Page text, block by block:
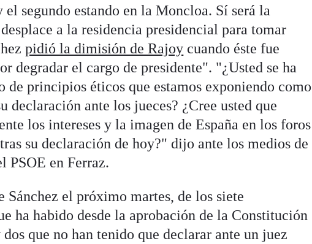
segundo estando en la Moncloa. Sí será la
a la residencia presidencial para tomar
pidió la dimisión de Rajoy cuando éste fue
degradar el cargo de presidente". "¿Usted se ha
de principios éticos que estamos exponiendo como
declaración ante los jueces? ¿Cree usted que
los intereses y la imagen de España en los foros
su declaración de hoy?" dijo ante los medios de
PSOE en Ferraz.
Sánchez el próximo martes, de los siete
ha habido desde la aprobación de la Constitución
que no han tenido que declarar ante un juez